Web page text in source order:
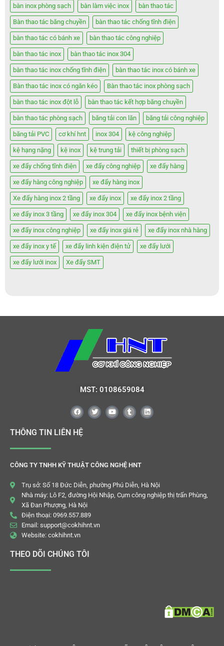
bàn inox phòng sạch bàn làm việc inox bàn thao tác
Bàn thao tác băng chuyền bàn thao tác chống tĩnh điện
bàn thao tác có bánh xe bàn thao tác công nghiệp
bàn thao tác inox bàn thao tác inox 304
bàn thao tác inox chống tĩnh điện bàn thao tác inox có bánh xe
Bàn thao tác inox có ngăn kéo Bàn thao tác inox phòng sạch
bàn thao tác inox đột lỗ bàn thao tác kết hợp băng chuyền
bàn thao tác phòng sạch băng tải con lăn băng tải công nghiệp
băng tải PVC cơ khí hnt inox 304 kệ công nghiệp
kệ hạng nặng kệ inox kệ trung tải thiết bị phòng sạch
xe đẩy chống tĩnh điện xe đẩy công nghiệp xe đẩy hàng
xe đẩy hàng công nghiệp xe đẩy hàng inox
Xe đẩy hàng inox 2 tầng xe đẩy inox xe đẩy inox 2 tầng
xe đẩy inox 3 tầng xe đẩy inox 304 xe đẩy inox bệnh viện
xe đẩy inox công nghiệp xe đẩy inox giá rẻ xe đẩy inox nhà hàng
xe đẩy inox y tế xe đẩy linh kiện điện tử xe đẩy lưới
xe đẩy lưới inox Xe đẩy SMT
MST: 0108659084
THÔNG TIN LIÊN HỆ
CÔNG TY TNHH KỸ THUẬT CÔNG NGHỆ HNT
Trụ sở: Số 18 Đức Diễn, phường Phú Diễn, Hà Nội
Nhà máy: Lô F2, đường Hội Nhập, Cụm công nghiệp thị trấn Phùng,
Xã Đan Phượng, Hà Nội
Điện thoại: 0969.557.889
Email: support@cokhihnt.vn
Website: cokhihnt.vn
THEO DÕI CHÚNG TÔI